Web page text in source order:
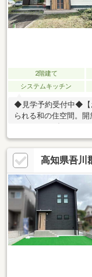
2階建て
システムキッチン
◆見学予約受付中◆【
られる和の住空間。
ではの魅力が随所に
た住まいです。二世
かし、福祉施設や事
☆交通アクセスも良好
利な立地です。☆生活
物や用事もスムーズ
歩約14分）・伊野中
高知県吾川